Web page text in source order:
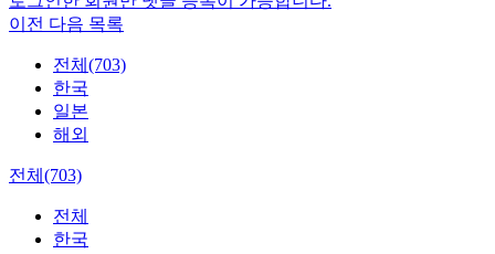
이전 다음 목록
전체(703)
한국
일본
해외
전체(703)
전체
한국